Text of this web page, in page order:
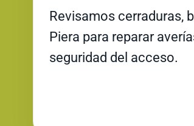
Revisamos cerraduras,
Piera para reparar
seguridad del acceso.